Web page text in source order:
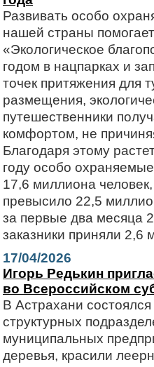
Развивать особо
нашей страны
«Экологическое
годом в нацпарках и
точек притяжения для
размещения,
путешественники
комфортом, не
Благодаря этому
году особо
17,6 миллиона
превысило 22,5
за первые два месяца
заказники приняли 2,6
17/04/2026
Игорь Редькин
во Всероссийском
В Астрахани
структурных
муниципальных
деревья, красили